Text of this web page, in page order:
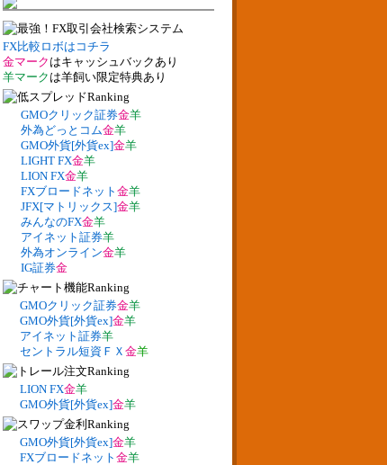
FX比較ロボはコチラ
金マーク はキャッシュバックあり
羊マーク は羊飼い限定特典あり
GMOクリック証券金羊
外為どっとコム金羊
GMO外貨[外貨ex]金羊
LIGHT FX金羊
LION FX金羊
FXブロードネット 金羊
JFX[マトリックス]金羊
みんなのFX金羊
アイネット証券羊
外為オンライン金羊
IG証券金
GMOクリック証券金羊
GMO外貨[外貨ex]金羊
アイネット証券羊
セントラル短資ＦＸ 金羊
LION FX金羊
GMO外貨[外貨ex]金羊
GMO外貨[外貨ex]金羊
FXブロードネット 金羊